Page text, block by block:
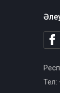
Тел: